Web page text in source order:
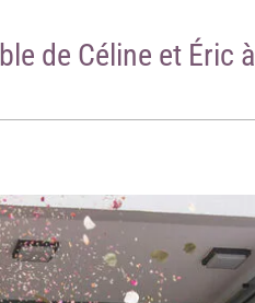
de Céline et Éric